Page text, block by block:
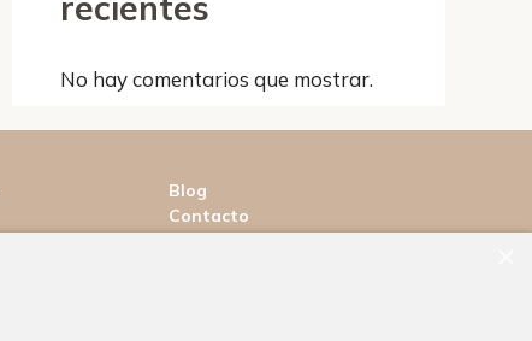
No hay comentarios que mostrar.
Blog
Contacto